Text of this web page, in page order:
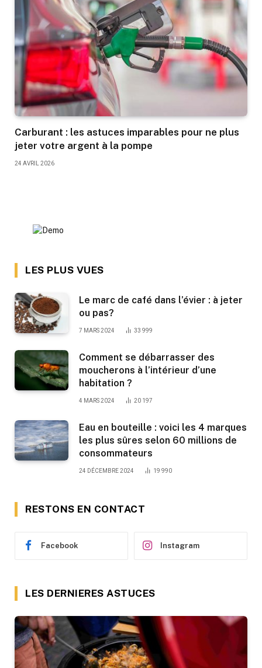
Carburant : les astuces imparables pour ne plus
jeter votre argent à la pompe
24 AVRIL 2026
LES PLUS VUES
Le marc de café dans l’évier : à jeter
ou pas?
7 MARS 2024 33 999
Comment se débarrasser des
moucherons à l’intérieur d’une
habitation ?
4 MARS 2024 20 197
Eau en bouteille : voici les 4 marques
les plus sûres selon 60 millions de
consommateurs
24 DÉCEMBRE 2024 19 990
RESTONS EN CONTACT
Facebook Instagram
LES DERNIERES ASTUCES